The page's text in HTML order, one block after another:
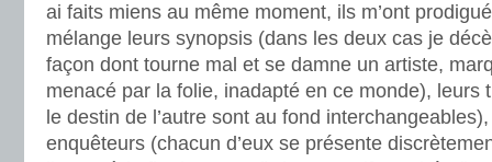
ai faits miens au même moment, ils m’ont
mélange leurs synopsis (dans les deux cas je
façon dont tourne mal et se damne un artiste,
menacé par la folie, inadapté en ce monde), leurs
le destin de l’autre sont au fond
enquêteurs (chacun d’eux se présente